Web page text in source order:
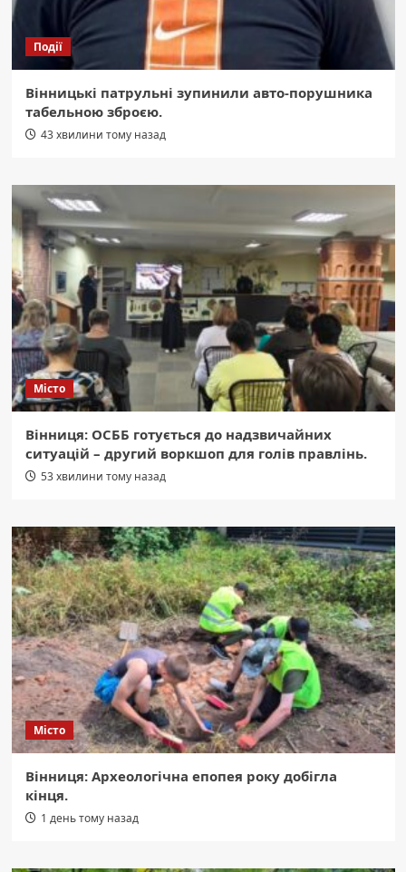
Події
Вінницькі патрульні зупинили авто-порушника
табельною зброєю.
43 хвилини тому назад
Місто
Вінниця: ОСББ готується до надзвичайних
ситуацій – другий воркшоп для голів правлінь.
53 хвилини тому назад
Місто
Вінниця: Археологічна епопея року добігла
кінця.
1 день тому назад